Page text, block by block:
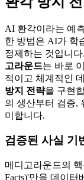
AI 환각이라는 예
한 방법은 AI가 학
정제하는 것입니
고라운드는 바로
적이고 체계적인
방지 전략을 구현
의 생산부터 검증,
미합니다.
검증된 사실 기
메디고라운드의
Facts)'만을 데이터